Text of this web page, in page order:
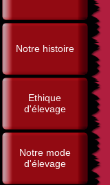
Notre histoire
Ethique
d'élevage
Notre mode
d'élevage